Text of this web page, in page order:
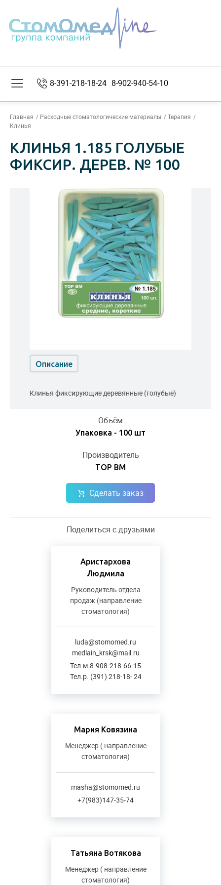
8-391-218-18-24 8-902-940-54-10
Главная Расходные стоматологические материалы
Терапия
Клинья
КЛИНЬЯ 1.185 ГОЛУБЫЕ
ФИКСИР. ДЕРЕВ. № 100
Объём
Упаковка - 100 шт
Производитель
ТОР ВМ
Сделать заказ
Поделиться с друзьями
Аристархова
Людмила
Руководитель отдела
продаж (направление
стоматология)
luda@stomomed.ru
medlain_krsk@mail.ru
Тел.м.8-908-218-66-15
Тел.р. (391) 218-18- 24
Мария Ковязина
Менеджер ( направление
стоматология)
masha@stomomed.ru
+7(983)147-35-74
Татьяна Вотякова
Менеджер ( направление
стоматология)
Описание
Клинья фиксирующие деревянные (голубые)